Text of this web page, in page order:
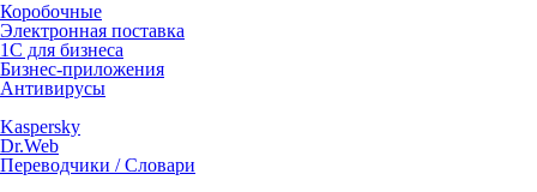
Коробочные
Электронная поставка
1С для бизнеса
Бизнес-приложения
Антивирусы
Kaspersky
Dr.Web
Переводчики / Словари